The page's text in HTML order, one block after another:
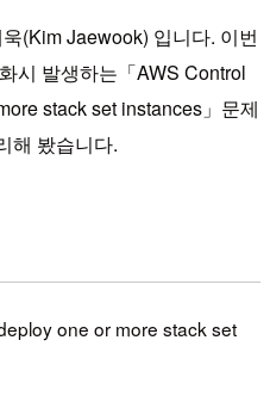
(Kim Jaewook) 입니다. 이번
시 발생하는「AWS Control
stack set instances」문제
해 봤습니다.
one or more stack set